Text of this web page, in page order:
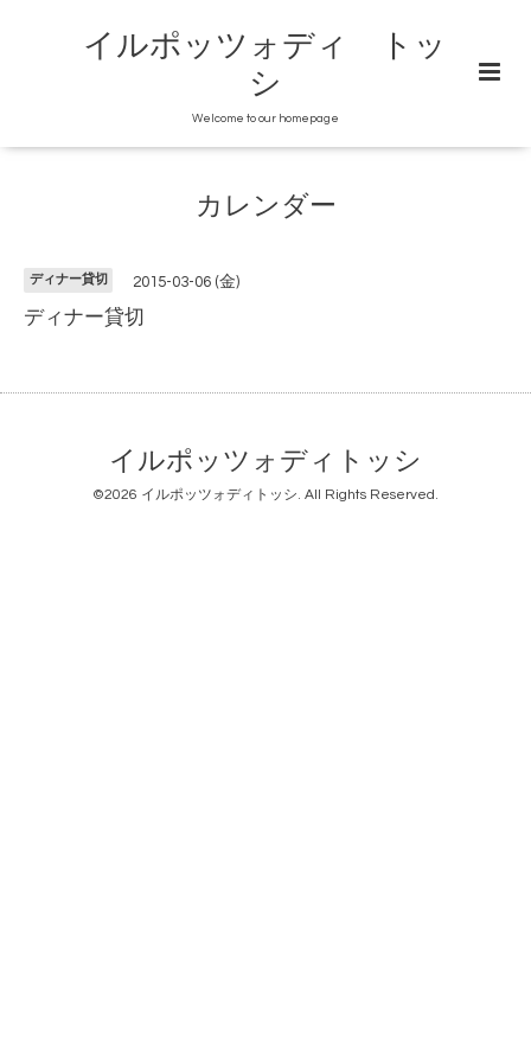
イルポッツォディ トッ
シ
Welcome to our homepage
カレンダー
ディナー貸切 2015-03-06 (金)
ディナー貸切
イルポッツォディトッシ
©2026 イルポッツォディトッシ. All Rights Reserved.